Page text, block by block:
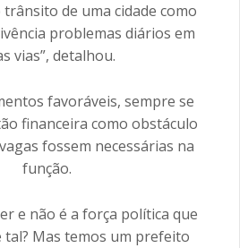
de uma cidade como
problemas diários em
vias”, detalhou.
favoráveis, sempre se
financeira como obstáculo
fossem necessárias na
função.
e não é a força política que
Mas temos um prefeito